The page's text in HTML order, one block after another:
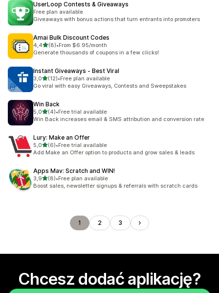
UserLoop Contests & Giveaways
Free plan available
Giveaways with bonus actions that turn entrants into promoters
Amai Bulk Discount Codes
4,4na 5 gwiazdek
(8)
Łączna liczba recenzji: 8
•From $6.95/month
Generate thousands of coupons in a few clicks!
Instant Giveaways ‑ Best Viral
3,0na 5 gwiazdek
(12)
Łączna liczba recenzji: 12
•Free plan available
Go viral with easy Giveaways, Contests and Sweepstakes
Win Back
5,0na 5 gwiazdek
(4)
Łączna liczba recenzji: 4
•Free trial available
Win Back increases email & SMS attribution and conversion rate
Lury: Make an Offer
5,0na 5 gwiazdek
(6)
Łączna liczba recenzji: 6
•Free trial available
Add Make an Offer option to products and grow sales & leads
Apps Mav: Scratch and WIN!
3,9na 5 gwiazdek
(8)
Łączna liczba recenzji: 8
•Free plan available
Boost sales, newsletter signups & referrals with scratch cards
1 2 3
Chcesz dodać aplikację?